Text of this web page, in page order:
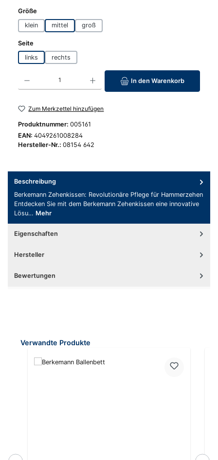
Größe
klein
mittel groß
Seite
links
rechts
Produkt Anzahl: Gib den gewünschten Wert ein oder benutze die
In den Warenkorb
Zum Merkzettel hinzufügen
Produktnummer: 005161
EAN: 4049261008284
Hersteller-Nr.: 08154 642
Beschreibung
Berkemann Zehenkissen: Revolutionäre Pflege für Hammerzehen
Entdecken Sie mit dem Berkemann Zehenkissen eine innovative
Lösu… Mehr
Eigenschaften
Hersteller
Bewertungen
Produktgalerie überspringen
Verwandte Produkte